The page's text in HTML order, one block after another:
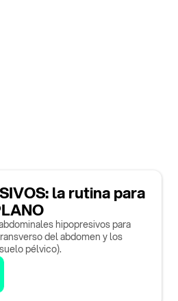
la rutina para
hipopresivos para
del abdomen y los
pélvico).